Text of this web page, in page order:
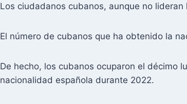
Los ciudadanos cubanos, aunque no
El número de cubanos que ha obtenido la
De hecho, los cubanos ocuparon el décimo
nacionalidad española durante 2022.